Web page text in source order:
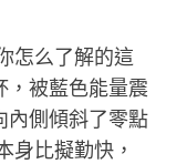
怎么了解的這
，被藍色能量震
內側傾斜了零點
身比擬勤快，